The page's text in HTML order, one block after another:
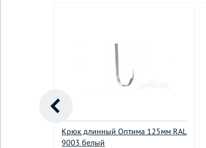
Крюк длинный Oптима 125мм RAL
9003 белый